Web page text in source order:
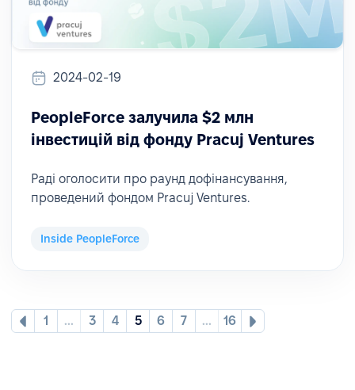
2024-02-19
PeopleForce залучила $2 млн
інвестицій від фонду Pracuj Ventures
Раді оголосити про раунд дофінансування,
проведений фондом Pracuj Ventures.
Inside PeopleForce
1 ... 3 4 5 6 7 ... 16